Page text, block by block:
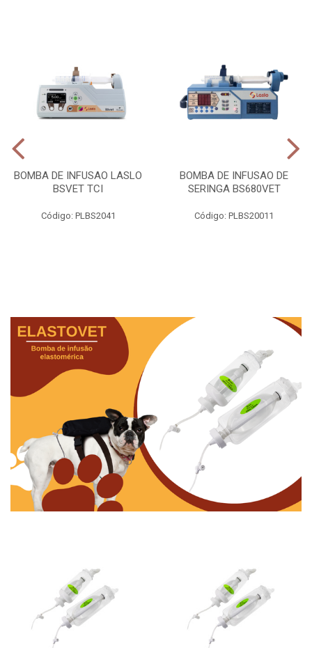
BOMBA DE INFUSAO LASLO
BSVET TCI
Código: PLBS2041
BOMBA DE INFUSAO DE
SERINGA BS680VET
Código: PLBS20011